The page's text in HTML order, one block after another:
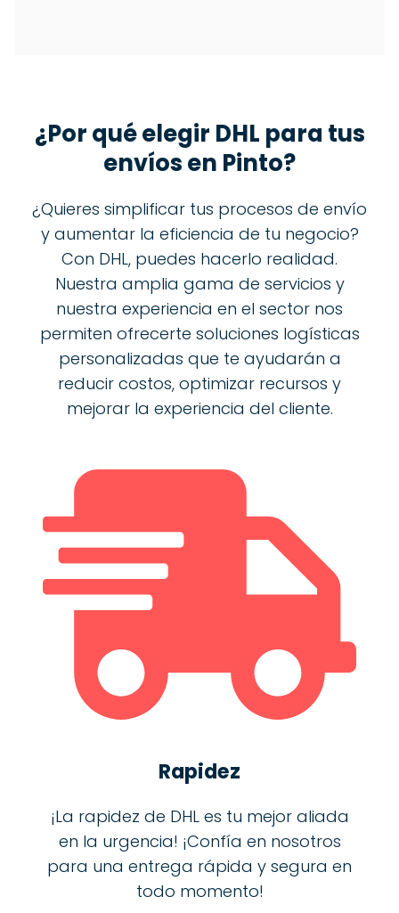
¿Por qué elegir DHL para tus
envíos en Pinto?
¿Quieres simplificar tus procesos de envío
y aumentar la eficiencia de tu negocio?
Con DHL, puedes hacerlo realidad.
Nuestra amplia gama de servicios y
nuestra experiencia en el sector nos
permiten ofrecerte soluciones logísticas
personalizadas que te ayudarán a
reducir costos, optimizar recursos y
mejorar la experiencia del cliente.
Rapidez
¡La rapidez de DHL es tu mejor aliada
en la urgencia! ¡Confía en nosotros
para una entrega rápida y segura en
todo momento!